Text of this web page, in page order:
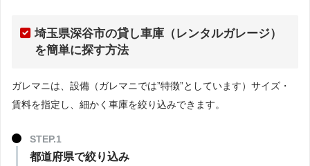
埼玉県深谷市の貸し車庫（レンタルガレージ）
を簡単に探す方法
ガレマニは、設備（ガレマニでは”特徴”としています）サイズ・
賃料を指定し、細かく車庫を絞り込みできます。
都道府県で絞り込み